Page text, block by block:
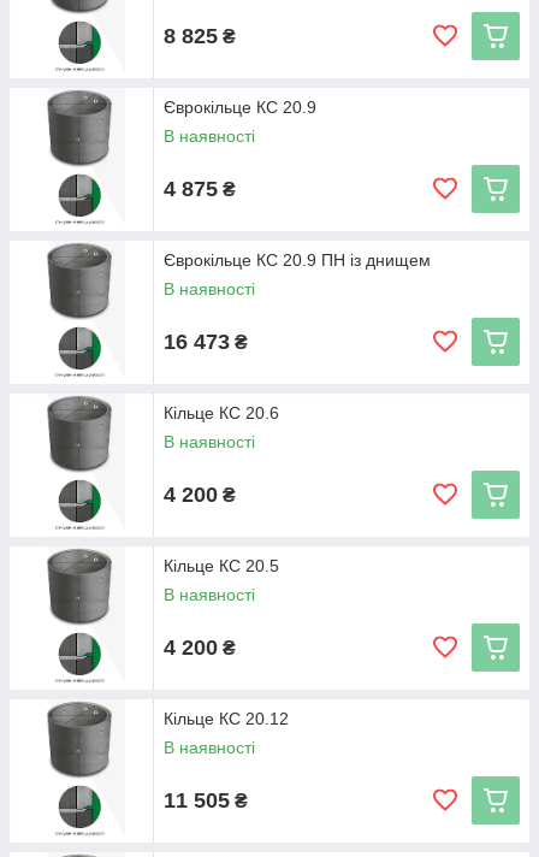
8 825 ₴
Єврокільце КС 20.9
В наявності
4 875 ₴
Єврокільце КС 20.9 ПН із днищем
В наявності
16 473 ₴
Кільце КС 20.6
В наявності
4 200 ₴
Кільце КС 20.5
В наявності
4 200 ₴
Кільце КС 20.12
В наявності
11 505 ₴